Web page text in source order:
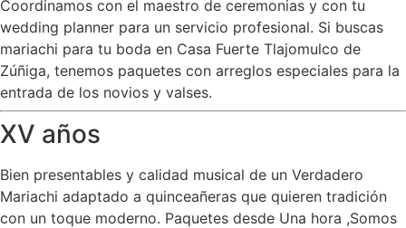
Coordinamos con el maestro de ceremonias y con tu
wedding planner para un servicio profesional. Si buscas
mariachi para tu boda en Casa Fuerte Tlajomulco de
Zúñiga, tenemos paquetes con arreglos especiales para la
entrada de los novios y valses.
XV años
Bien presentables y calidad musical de un Verdadero
Mariachi adaptado a quinceañeras que quieren tradición
con un toque moderno. Paquetes desde Una hora ,Somos